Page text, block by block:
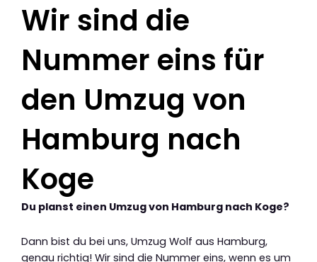
Wir sind die
Nummer eins für
den Umzug von
Hamburg nach
Koge
Du planst einen Umzug von Hamburg nach Koge?
Dann bist du bei uns, Umzug Wolf aus Hamburg,
genau richtig! Wir sind die Nummer eins, wenn es um